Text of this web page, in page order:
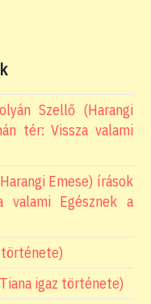
Szellő (Harangi
tér: Vissza valami
Emese) írások
valami Egésznek a
története)
igaz története)